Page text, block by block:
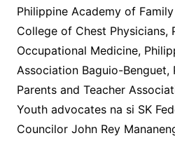
Philippine Academy of
College of Chest Physicians,
Occupational Medicine,
Association Baguio-Benguet,
Parents and Teacher
Youth advocates na si SK
Councilor John Rey